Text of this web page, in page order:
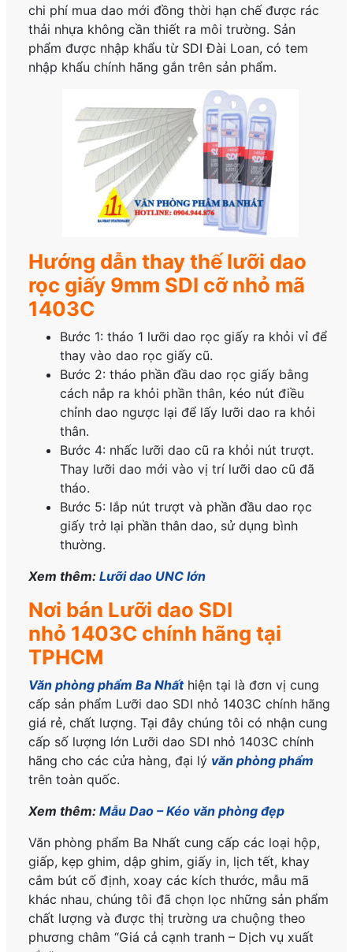
chi phí mua dao mới đồng thời hạn chế được rác
thải nhựa không cần thiết ra môi trường. Sản
phẩm được nhập khẩu từ SDI Đài Loan, có tem
nhập khẩu chính hãng gắn trên sản phẩm.
Hướng dẫn thay thế lưỡi dao
rọc giấy 9mm SDI cỡ nhỏ mã
1403C
Bước 1: tháo 1 lưỡi dao rọc giấy ra khỏi vỉ để
thay vào dao rọc giấy cũ.
Bước 2: tháo phần đầu dao rọc giấy bằng
cách nắp ra khỏi phần thân, kéo nút điều
chỉnh dao ngược lại để lấy lưỡi dao ra khỏi
thân.
Bước 4: nhấc lưỡi dao cũ ra khỏi nút trượt.
Thay lưỡi dao mới vào vị trí lưỡi dao cũ đã
tháo.
Bước 5: lắp nút trượt và phần đầu dao rọc
giấy trở lại phần thân dao, sử dụng bình
thường.
Xem thêm:Lưỡi dao UNC lớn
Nơi bán Lưỡi dao SDI
nhỏ 1403C chính hãng tại
TPHCM
Văn phòng phẩm Ba Nhấthiện tại là đơn vị cung
cấp sản phẩm Lưỡi dao SDI nhỏ 1403C chính hãng
giá rẻ, chất lượng. Tại đây chúng tôi có nhận cung
cấp số lượng lớn Lưỡi dao SDI nhỏ 1403Cchính
hãng cho các cửa hàng, đại lý văn phòng phẩm
trên toàn quốc.
Xem thêm:Mẫu Dao – Kéo văn phòng đẹp
Văn phòng phẩm Ba Nhất cung cấp các loại hộp,
giấp, kẹp ghim, dập ghim, giấy in, lịch tết, khay
cắm bút cố định, xoay các kích thước, mẫu mã
khác nhau, chúng tôi đã chọn lọc những sản phẩm
chất lượng và được thị trường ưa chuộng theo
phương châm “Giá cả cạnh tranh – Dịch vụ xuất